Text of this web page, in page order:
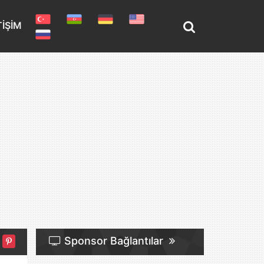
Sponsor Bağlantılar